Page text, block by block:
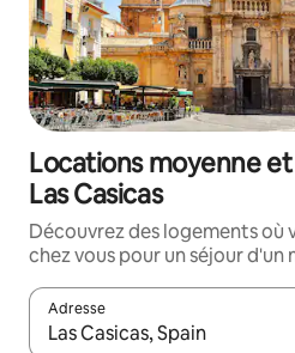
Locations moyenne
Las Casicas
Découvrez des logements où
chez vous pour un séjour d'un
Adresse
Lorsque les résultats